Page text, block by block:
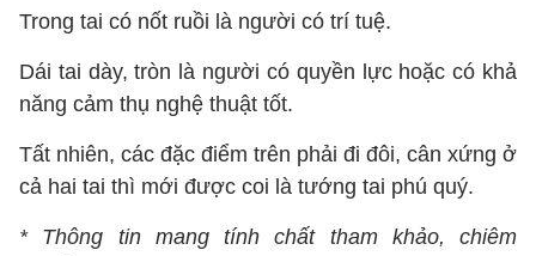
Trong tai có nốt ruồi là người có trí tuệ.
Dái tai dày, tròn là người có quyền lực hoặc có khả
năng cảm thụ nghệ thuật tốt.
Tất nhiên, các đặc điểm trên phải đi đôi, cân xứng ở
cả hai tai thì mới được coi là tướng tai phú quý.
* Thông tin mang tính chất tham khảo, chiêm